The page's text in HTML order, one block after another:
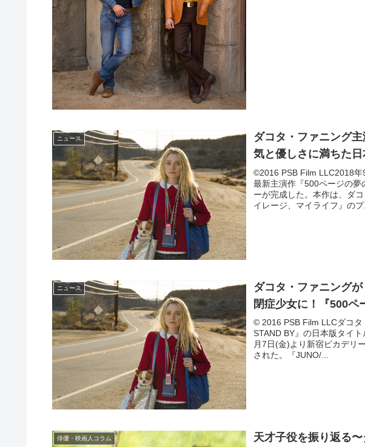
ニュース
ダコタ・ファニング
気と優しさに満ちた
©2016 PSB Film LLC2018
最新主演作『500ページの夢
ーが完成した。本作は、ダ
イレージ、マイライフ』のプ
ニュース
ダコタ・ファニング
閉症少女に！『500ペ
© 2016 PSB Film LLCダコ
STAND BY』の日本版タイ
月7日(金)より新宿ピカデリ
された。『JUNO/...
俳優・映画人コラム
天才子役を振り返る